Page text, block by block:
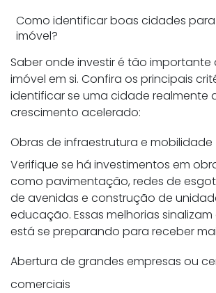
Como identificar boas cidades
imóvel?
Saber onde investir é tão
imóvel em si. Confira os principais
identificar se uma cidade realmente
crescimento acelerado:
Obras de infraestrutura e mobilidade
Verifique se há investimentos em
como pavimentação, redes de
de avenidas e construção de
educação. Essas melhorias
está se preparando para receber
Abertura de grandes empresas ou
comerciais